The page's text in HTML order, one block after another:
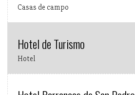
Casas de campo
Hotel de Turismo
Hotel